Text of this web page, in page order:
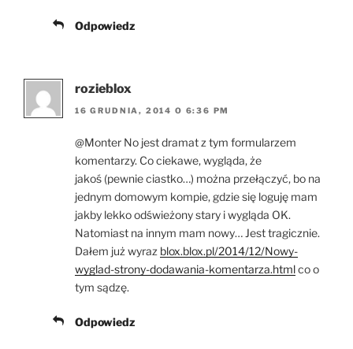
Odpowiedz
rozieblox
16 GRUDNIA, 2014 O 6:36 PM
@Monter No jest dramat z tym formularzem
komentarzy. Co ciekawe, wygląda, że
jakoś (pewnie ciastko…) można przełączyć, bo na
jednym domowym kompie, gdzie się loguję mam
jakby lekko odświeżony stary i wygląda OK.
Natomiast na innym mam nowy… Jest tragicznie.
Dałem już wyraz blox.blox.pl/2014/12/Nowy-
wyglad-strony-dodawania-komentarza.htmlco o
tym sądzę.
Odpowiedz